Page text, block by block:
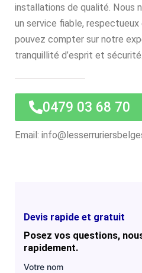
installations de qualité. Nous
un service fiable,
pouvez compter sur notre
tranquillité d’esprit et sécurité.
0479 03 68 70
Email:
Devis rapide et gratuit
Posez vos questions,
rapidement.
Votre nom